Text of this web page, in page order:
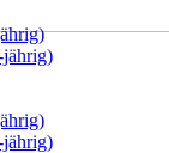
jährig)
jährig)